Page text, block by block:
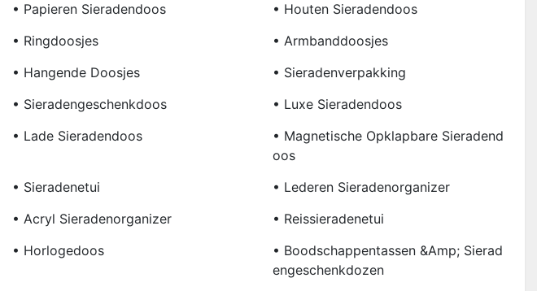
• Papieren Sieradendoos
• Houten Sieradendoos
• Ringdoosjes
• Armbanddoosjes
• Hangende Doosjes
• Sieradenverpakking
• Sieradengeschenkdoos
• Luxe Sieradendoos
• Lade Sieradendoos
• Magnetische Opklapbare Sieradend
Oos
• Sieradenetui
• Lederen Sieradenorganizer
• Acryl Sieradenorganizer
• Reissieradenetui
• Horlogedoos
• Boodschappentassen &amp; Sierad
Engeschenkdozen